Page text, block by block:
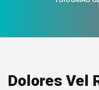
Dolores Vel